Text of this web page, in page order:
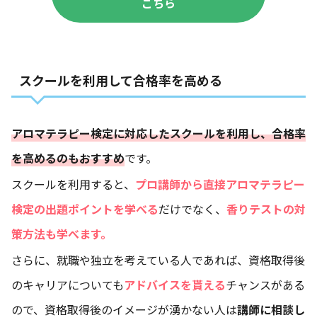
スクールを利用して合格率を高める
アロマテラピー検定に対応したスクールを利用し、合格率
を高めるのもおすすめです。
スクールを利用すると、 プロ講師から直接アロマテラピー
検定の出題ポイントを学べるだけでなく、 香りテストの対
策方法も学べます。
さらに、就職や独立を考えている人であれば、資格取得後
のキャリアについてもアドバイスを貰えるチャンスがある
ので、資格取得後のイメージが湧かない人は講師に相談し